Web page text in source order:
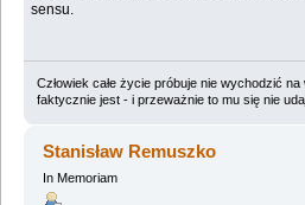
sensu.
Człowiek całe życie próbuje nie wychodzić
faktycznie jest - i przeważnie to mu się nie
Stanisław Remuszko
In Memoriam